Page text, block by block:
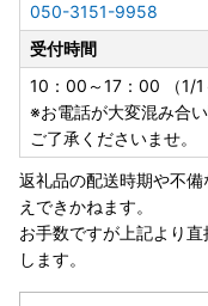
050-3151-9958
受付時間
10：00～17：00 （1/1
※お電話が大変混み合
ご了承くださいませ。
返礼品の配送時期や不
えできかねます。
お手数ですが上記より
します。